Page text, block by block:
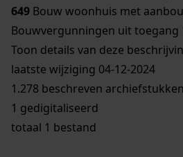
649 Bouw woonhuis met
Bouwvergunningen uit toegang
Toon details van deze
laatste wijziging 04-12-2024
1.278 beschreven archiefstukken
1 gedigitaliseerd
totaal 1 bestand